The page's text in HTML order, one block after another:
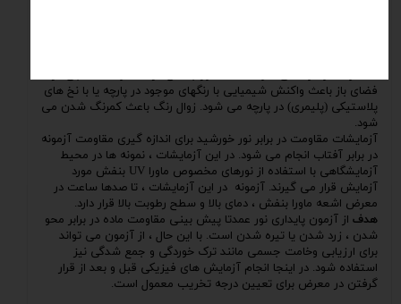
فضای باز باعث واکنش شیمیایی با رنگهای موجود در پارچه یا با نخ های
پلاستیکی (پلیمری) در پارچه می شود. زوال رنگ باعث کمرنگ شدن می
شود.
آزمایشات مقاومت در برابر نور خورشید برای اندازه گیری مقاومت آزمونه
در برابر آفتاب انجام می شود. در این آزمایشات ، نمونه ها در محیط
آزمایشگاهی با استفاده از نورهای مخصوص ماورا UV بنفش مورد
آزمایش قرار می گیرند. آزمونه در این آزمایشات ، تا صدها ساعت در
معرض اشعه ماورا بنفش ، دمای بالا و سطح رطوبت بالا قرار دارد.
هدف از آزمون پایداری نور عمدتا پیش بینی مقاومت ماده در برابر محو
شدن ، زرد شدن یا تیره شدن است. با این حال ، از آزمون می تواند
برای ارزیابی وخامت جسمی مانند ترک خوردگی و جمع شدگی نیز
استفاده شود. در اینجا انجام آزمایش های فیزیکی قبل و بعد از قرار
گرفتن در معرض برای تعیین درجه تخریب معمول است.